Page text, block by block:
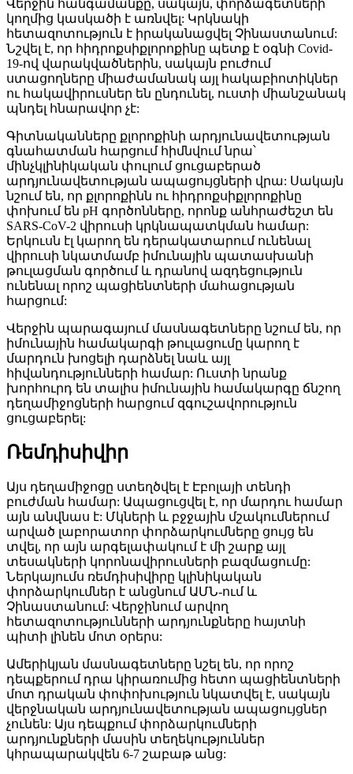
Վերջին հանգամանքը, սակայն, փորձագետների
կողմից կասկածի է առնվել: Կրկնակի
հետազոտություն է իրականացվել Չինաստանում:
Նշվել է, որ հիդրոքսիքլորոքինը պետք է օգնի Covid-
19-ով վարակվածներին, սակայն բուժում
ստացողները միաժամանակ այլ հակաբիոտիկներ
ու հակավիրուսներ են ընդունել, ուստի միանշանակ
պնդել հնարավոր չէ:
Գիտնականները քլորոքինի արդյունավետության
գնահատման հարցում հիմնվում նրա՝
մինչկլինիկական փուլում ցուցաբերած
արդյունավետության ապացույցների վրա: Սակայն
նշում են, որ քլորոքինն ու հիդրոքսիքլորոքինը
փոխում են pH գործոնները, որոնք անհրաժեշտ են
SARS-CoV-2 վիրուսի կրկնապատկման համար:
Երկուսն էլ կարող են դերակատարում ունենալ
վիրուսի նկատմամբ իմունային պատասխանի
թուլացման գործում և դրանով ազդեցություն
ունենալ որոշ պացիենտների մահացության
հարցում:
Վերջին պարագայում մասնագետները նշում են, որ
իմունային համակարգի թուլացումը կարող է
մարդուն խոցելի դարձնել նաև այլ
հիվանդությունների համար: Ուստի նրանք
խորհուրդ են տալիս իմունային համակարգը ճնշող
դեղամիջոցների հարցում զգուշավորություն
ցուցաբերել:
Ռեմդիսիվիր
Այս դեղամիջոցը ստեղծվել է Էբոլայի տենդի
բուժման համար: Ապացուցվել է, որ մարդու համար
այն անվնաս է: Մկների և բջջային մշակումներում
արված լաբորատոր փորձարկումները ցույց են
տվել, որ այն արգելափակում է մի շարք այլ
տեսակների կորոնավիրուսների բազմացումը:
Ներկայումս ռեմդիսիվիրը կլինիկական
փորձարկումներ է անցնում ԱՄՆ-ում և
Չինաստանում: Վերջինում արվող
հետազոտությունների արդյունքները հայտնի
պիտի լինեն մոտ օրերս:
Ամերիկյան մասնագետները նշել են, որ որոշ
դեպքերում դրա կիրառումից հետո պացիենտների
մոտ դրական փոփոխություն նկատվել է, սակայն
վերջնական արդյունավետության ապացույցներ
չունեն: Այս դեպքում փորձարկումների
արդյունքների մասին տեղեկություններ
կհրապարակվեն 6-7 շաբաթ անց: